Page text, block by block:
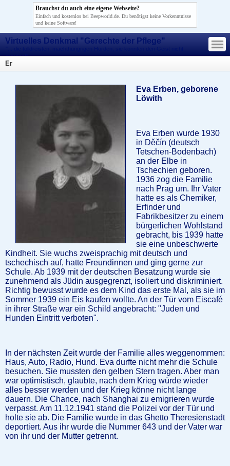
Brauchst du auch eine eigene Webseite?
Einfach und kostenlos bei Beepworld.de. Du benötigst keine Vorkenntnisse
und keine Software!
Virtuelles Denkmal "Gerechte der Pflege"
morden!"
—
—
—
Er
Eva Erben, geborene
Löwith
Eva Erben wurde 1930
in Děčín (deutsch
Tetschen-Bodenbach)
an der Elbe in
Tschechien geboren.
1936 zog die Familie
nach Prag um. Ihr Vater
hatte es als Chemiker,
Erfinder und
Fabrikbesitzer zu einem
bürgerlichen Wohlstand
gebracht, bis 1939 hatte
sie eine unbeschwerte
Kindheit. Sie wuchs zweisprachig mit deutsch und
tschechisch auf, hatte Freundinnen und ging gerne zur
Schule. Ab 1939 mit der deutschen Besatzung wurde sie
zunehmend als Jüdin ausgegrenzt, isoliert und diskriminiert.
Richtig bewusst wurde es dem Kind das erste Mal, als sie im
Sommer 1939 ein Eis kaufen wollte. An der Tür vom Eiscafé
in ihrer Straße war ein Schild angebracht: "Juden und
Hunden Eintritt verboten".
In der nächsten Zeit wurde der Familie alles weggenommen:
Haus, Auto, Radio, Hund. Eva durfte nicht mehr die Schule
besuchen. Sie mussten den gelben Stern tragen. Aber man
war optimistisch, glaubte, nach dem Krieg würde wieder
alles besser werden und der Krieg könne nicht lange
dauern. Die Chance, nach Shanghai zu emigrieren wurde
verpasst. Am 11.12.1941 stand die Polizei vor der Tür und
holte sie ab. Die Familie wurde in das Ghetto Theresienstadt
deportiert. Aus ihr wurde die Nummer 643 und der Vater war
von ihr und der Mutter getrennt.